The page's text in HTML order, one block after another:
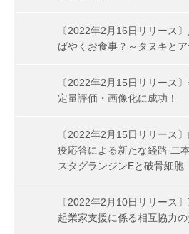
〔2022年2月16日リリース
ばやくお食事？～タヌキと
〔2022年2月15日リリース
定量評価・画像化に成功！
〔2022年2月15日リリース
疫応答による新たな経路 二
スタグランジンEと破骨細胞
〔2022年2月10日リリース
起業家支援に係る相互協力